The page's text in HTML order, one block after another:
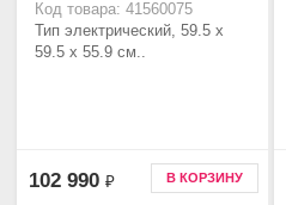
Код товара: 41560075
Тип электрический, 59.5 х
59.5 x 55.9 см..
102 990 ₽ В КОРЗИНУ